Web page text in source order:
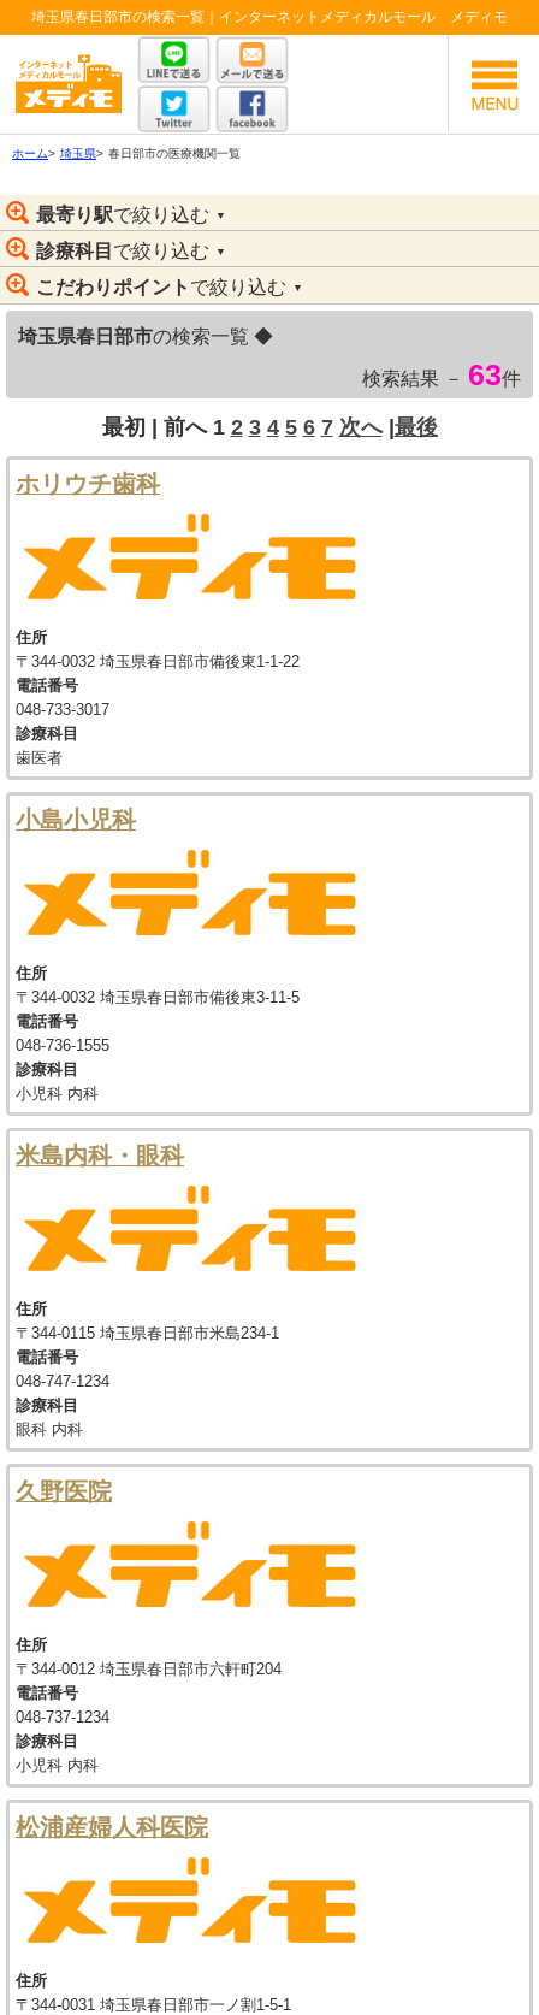
埼玉県春日部市の検索一覧｜インターネットメディカルモール メディモ
ホーム> 埼玉県> 春日部市の医療機関一覧
最寄り駅で絞り込む ▼
診療科目 で絞り込む ▼
こだわりポイント で絞り込む ▼
埼玉県春日部市の検索一覧 ◆
検索結果 － 63件
最初 | 前へ 1 2 3 4 5 6 7 次へ|最後
ホリウチ歯科
住所
〒344-0032 埼玉県春日部市備後東1-1-22
電話番号
048-733-3017
診療科目
歯医者
小島小児科
住所
〒344-0032 埼玉県春日部市備後東3-11-5
電話番号
048-736-1555
診療科目
小児科 内科
米島内科・眼科
住所
〒344-0115 埼玉県春日部市米島234-1
電話番号
048-747-1234
診療科目
眼科 内科
久野医院
住所
〒344-0012 埼玉県春日部市六軒町204
電話番号
048-737-1234
診療科目
小児科 内科
松浦産婦人科医院
住所
〒344-0031 埼玉県春日部市一ノ割1-5-1